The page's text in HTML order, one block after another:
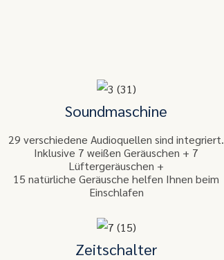
Soundmaschine
29 verschiedene Audioquellen sind integriert.
Inklusive 7 weißen Geräuschen + 7
Lüftergeräuschen +
15 natürliche Geräusche helfen Ihnen beim
Einschlafen
Zeitschalter